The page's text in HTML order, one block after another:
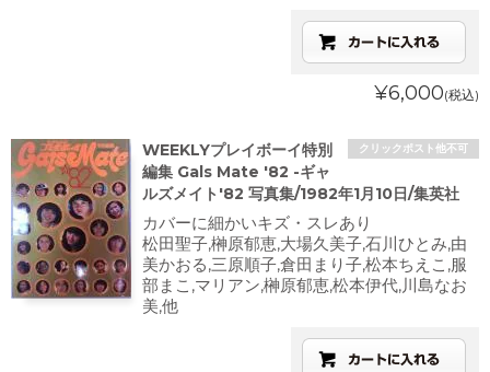
¥6,000(税込)
クリックポスト他不可
WEEKLYプレイボーイ特別
編集 Gals Mate '82 -ギャ
ルズメイト'82 写真集/1982年1月10日/集英社
カバーに細かいキズ・スレあり
松田聖子,榊原郁恵,大場久美子,石川ひとみ,由
美かおる,三原順子,倉田まり子,松本ちえこ,服
部まこ,マリアン,榊原郁恵,松本伊代,川島なお
美,他